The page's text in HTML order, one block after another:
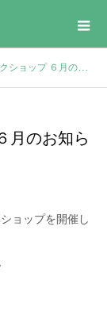
ップ ６月のお知らせ
月のお知ら
ョップを開催し